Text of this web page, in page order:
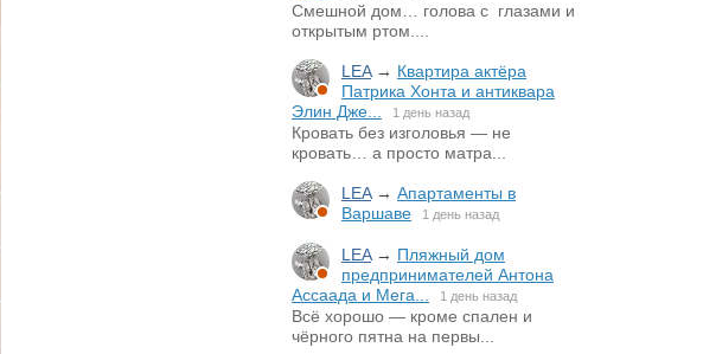
Смешной дом… голова с глазами и
открытым ртом....
LEA→ Квартира актёра
Патрика Хонта и антиквара
Элин Дже...
1 день назад
Кровать без изголовья — не
кровать… а просто матра...
LEA→ Апартаменты в
Варшаве
1 день назад
LEA→ Пляжный дом
предпринимателей Антона
Ассаада и Мега...
1 день назад
Всё хорошо — кроме спален и
чёрного пятна на первы...